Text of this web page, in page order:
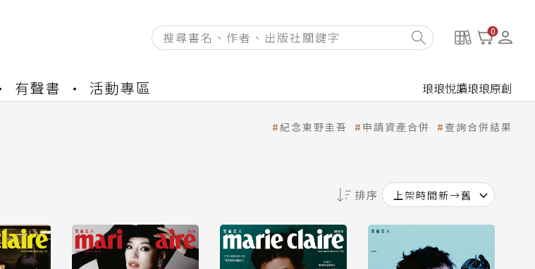
0
有聲書 活動專區 琅琅悅讀琅琅原創
紀念東野圭吾 申請資產合併 查詢合併結果
排序 上架時間新→舊